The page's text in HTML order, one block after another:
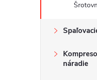
náradie